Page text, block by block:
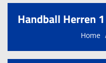
Home
Handball Herren 1
Home